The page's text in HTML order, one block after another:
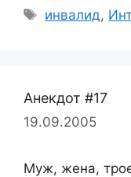
Метки
инвалид,
Анекдот #17
19.09.2005
Муж, жена,